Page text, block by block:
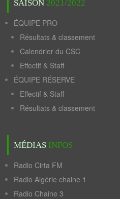
SAISON 2021/2022
ÉQUIPE PRO
Résultats & classement
Calendrier du CSC
Effectif & Staff
ÉQUIPE RÉSERVE
Effectif & Staff
Résultats & classement
MÉDIAS INFOS
Radio Cirta FM
Radio Algérie chaine 1
Radio Chaine 3